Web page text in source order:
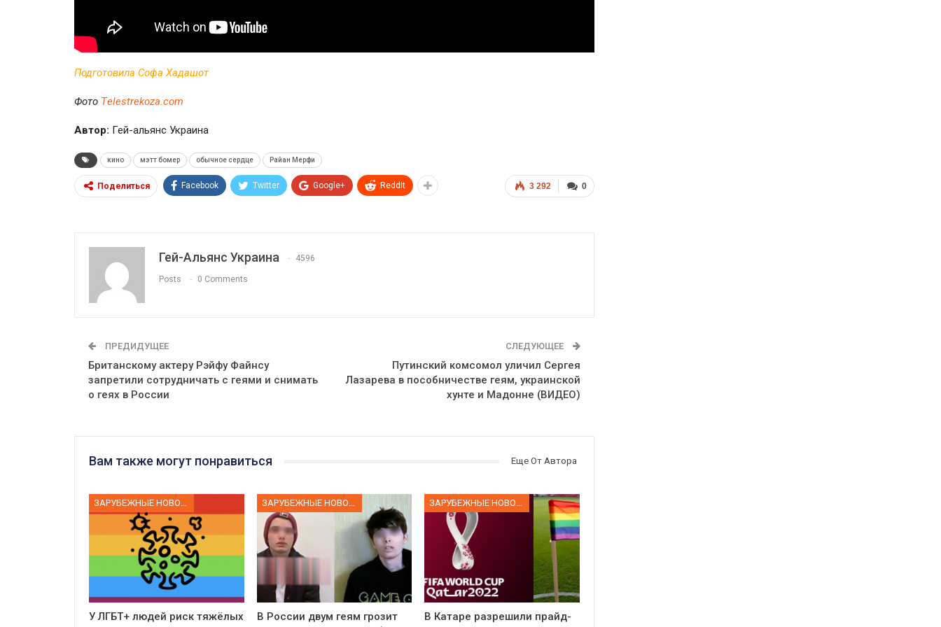
Подготовила Софа Хадашот
Фото Тelestrekoza.com
Автор: Гей-альянс Украина
кино мэтт бомер обычное сердце Райан Мерфи
0
3 292
Поделиться Facebook Twitter Google+ ReddIt
Гей-Альянс Украина 4596
Posts 0 Comments
ПРЕДИДУЩЕЕ
Британскому актеру Рэйфу Файнсу
запретили сотрудничать с геями и снимать
о геях в России
СЛЕДУЮЩЕЕ
Путинский комсомол уличил Сергея
Лазарева в пособничестве геям, украинской
хунте и Мадонне (ВИДЕО)
Вам также могут понравиться Еще От Автора
У ЛГБТ+ людей риск тяжёлых
В России двум геям грозит
В Катаре разрешили прайд-